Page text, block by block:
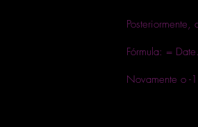
Fórmula: =
Novamente o -